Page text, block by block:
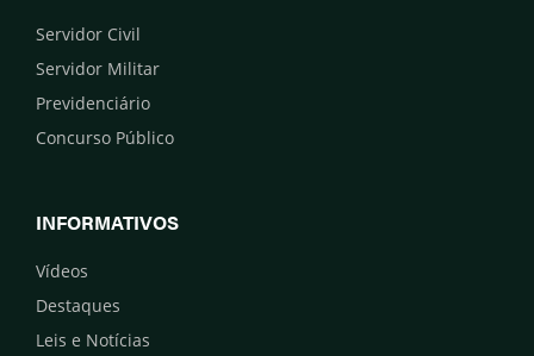
Servidor Civil
Servidor Militar
Previdenciário
Concurso Público
INFORMATIVOS
Vídeos
Destaques
Leis e Notícias